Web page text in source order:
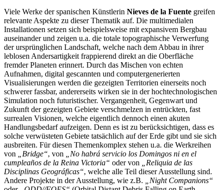
Viele Werke der spanischen Künstlerin Nieves de la Fuente greifen
relevante Aspekte zu dieser Thematik auf. Die multimedialen
Installationen setzen sich beispielsweise mit expansivem Bergbau
auseinander und zeigen u.a. die totale topographische Verwerfung
der ursprünglichen Landschaft, welche nach dem Abbau in ihrer
leblosen Andersartigkeit frappierend direkt an die Oberfläche
fremder Planeten erinnert. Durch das Mischen von echten
Aufnahmen, digital gescannten und computergenerierten
Visualisierungen werden die gezeigten Territorien einerseits noch
schwerer fassbar, andererseits wirken sie in der hochtechnologischen
Simulation noch futuristischer. Vergangenheit, Gegenwart und
Zukunft der gezeigten Gebiete verschmelzen in entrückten, fast
surrealen Visionen, welche eigentlich dennoch einen akuten
Handlungsbedarf aufzeigen. Denn es ist zu berücksichtigen, dass es
solche verwüsteten Gebiete tatsächlich auf der Erde gibt und sie sich
ausbreiten. Für diesen Themenkomplex stehen u.a. die Werkreihen
von
„Bridge“, von
„No habrá servicio los Domingos ni en el
cumpleaños de la Reina Victoria“ oder von
„Reliquia de las
Disciplinas Geográficas“, welche alle Teil dieser Ausstellung sind.
Andere Projekte in der Ausstellung, wie z.B. „Night Companions“